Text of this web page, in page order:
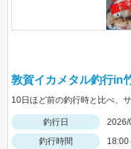
敦賀イカメタル釣行in
釣行日
2026/
釣行時間
18:00